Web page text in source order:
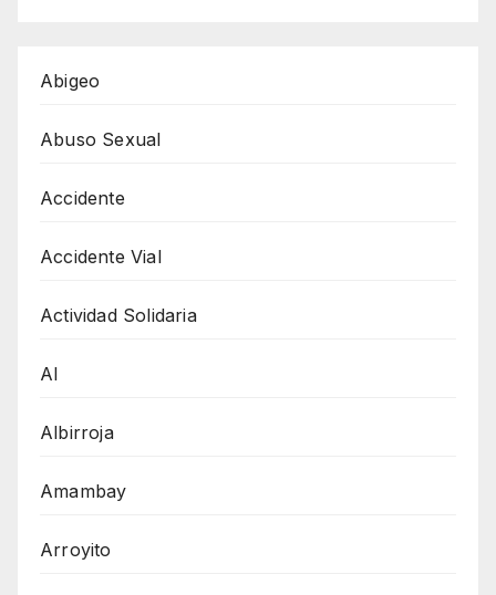
Abigeo
Abuso Sexual
Accidente
Accidente Vial
Actividad Solidaria
AI
Albirroja
Amambay
Arroyito